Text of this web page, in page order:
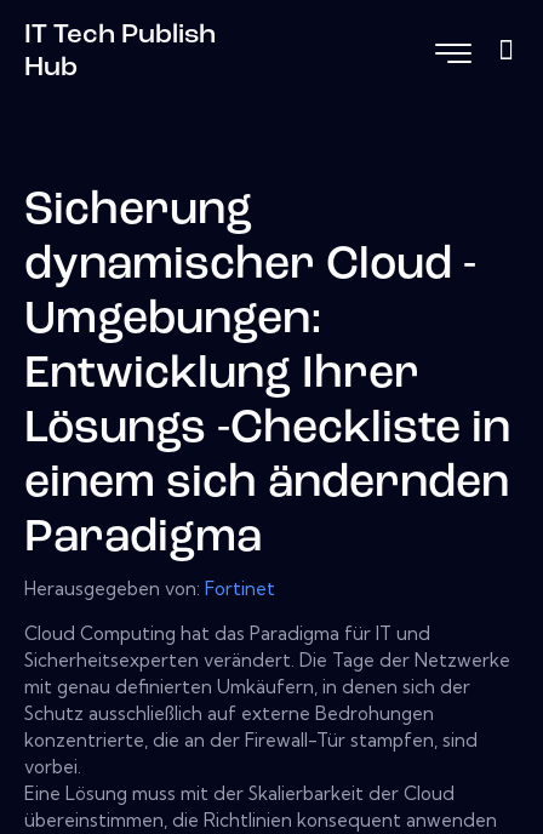
IT Tech Publish
Hub
Sicherung
dynamischer Cloud -
Umgebungen:
Entwicklung Ihrer
Lösungs -Checkliste in
einem sich ändernden
Paradigma
Herausgegeben von: Fortinet
Cloud Computing hat das Paradigma für IT und
Sicherheitsexperten verändert. Die Tage der Netzwerke
mit genau definierten Umkäufern, in denen sich der
Schutz ausschließlich auf externe Bedrohungen
konzentrierte, die an der Firewall-Tür stampfen, sind
vorbei.
Eine Lösung muss mit der Skalierbarkeit der Cloud
übereinstimmen, die Richtlinien konsequent anwenden